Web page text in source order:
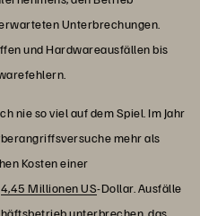
Unterbrechungen.
und Hardwareausfällen bis
nie so viel auf dem Spiel. Im Jahr
mehr als
Kosten einer
4,45 Millionen US-Dollar. Ausfälle